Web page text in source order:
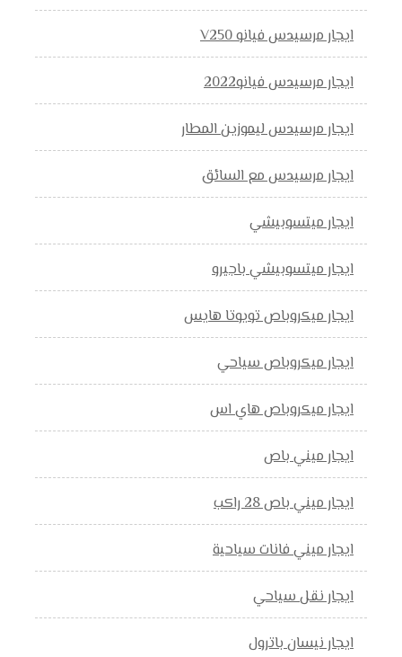
ايجار مرسيدس فيانو V250
ايجار مرسيدس فيانو2022
ايجار مرسيدس ليموزين المطار
ايجار مرسيدس مع السائق
ايجار ميتسوبيشي
ايجار ميتسوبيشي باجيرو
ايجار ميكروباص تويوتا هايس
ايجار ميكروباص سياحي
ايجار ميكروباص هاي اس
ايجار ميني باص
ايجار ميني باص 28 راكب
ايجار ميني فانات سياحية
ايجار نقل سياحي
ايجار نيسان باترول